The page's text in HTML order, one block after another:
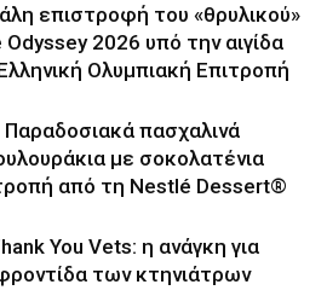
επιστροφή του «θρυλικού»
Odyssey 2026 υπό την αιγίδα
Ολυμπιακή Επιτροπή
Παραδοσιακά πασχαλινά
με σοκολατένια
από τη Nestlé Dessert®
You Vets: η ανάγκη για
των κτηνιάτρων